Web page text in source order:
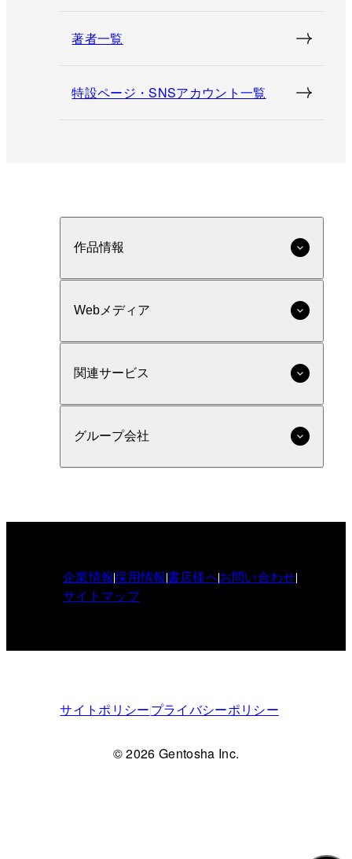
著者一覧
特設ページ・SNSアカウント一覧
作品情報
Webメディア
関連サービス
グループ会社
企業情報採用情報書店様へお問い合わせ
サイトマップ
サイトポリシープライバシーポリシー
© 2026 Gentosha Inc.